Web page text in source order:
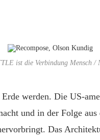
ist die Verbindung
werden. Die US-
und in der Folge aus
Das